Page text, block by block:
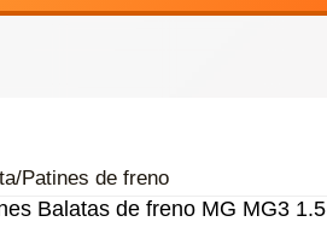
Patines de freno
Balatas de freno MG MG3 1.5